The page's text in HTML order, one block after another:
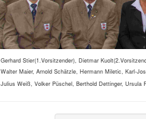
Gerhard Stier(1.Vorsitzender), Dietmar
Walter Maier, Arnold Schätzle, Hermann Miletic, Karl-
Julius Weiß, Volker Püschel, Berthold Dettinger,